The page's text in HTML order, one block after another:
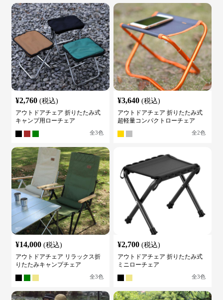
¥2,760 (税込)
アウトドアチェア 折りたたみ式
キャンプ用ローチェア
全3色
¥3,640 (税込)
アウトドアチェア 折りたたみ式
超軽量コンパクトローチェア
全2色
¥14,000 (税込)
アウトドアチェア リラックス折
りたたみキャンプチェア
全3色
¥2,700 (税込)
アウトドアチェア 折りたたみ式
ミニローチェア
全3色